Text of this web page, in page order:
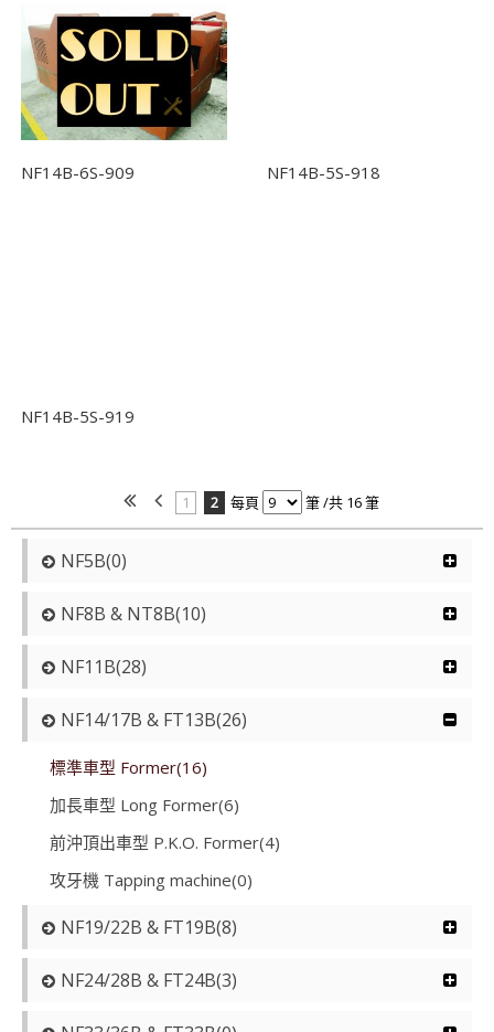
NF14B-6S-909 NF14B-5S-918
NF14B-5S-919
1 2 每頁 筆 /共 16 筆
NF5B(0)
NF8B & NT8B(10)
NF11B(28)
NF14/17B & FT13B(26)
標準車型 Former(16)
加長車型 Long Former(6)
前沖頂出車型 P.K.O. Former(4)
攻牙機 Tapping machine(0)
NF19/22B & FT19B(8)
NF24/28B & FT24B(3)